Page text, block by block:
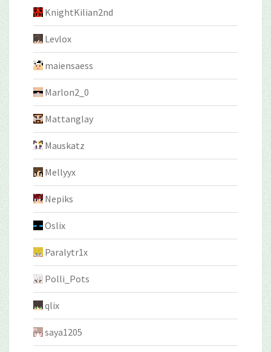
KnightKilian2nd
Levlox
maiensaess
Marlon2_0
Mattanglay
Mauskatz
Mellyyx
Nepiks
Oslix
Paralytr1x
Polli_Pots
qlix
saya1205